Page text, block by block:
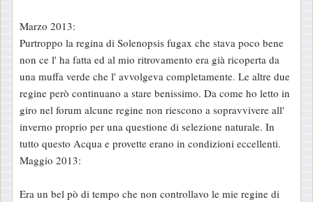
Marzo 2013:
Purtroppo la regina di Solenopsis fugax che stava poco bene
non ce l' ha fatta ed al mio ritrovamento era già ricoperta da
una muffa verde che l' avvolgeva completamente. Le altre due
regine però continuano a stare benissimo. Da come ho letto in
giro nel forum alcune regine non riescono a sopravvivere all'
inverno proprio per una questione di selezione naturale. In
tutto questo Acqua e provette erano in condizioni eccellenti.
Maggio 2013:
Era un bel pò di tempo che non controllavo le mie regine di